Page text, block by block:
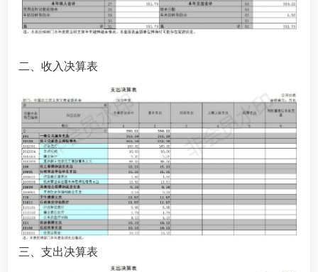
二、收入决算表
三、支出决算表